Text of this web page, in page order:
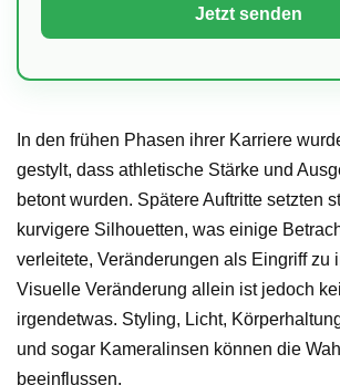
In den frühen Phasen ihrer Karriere
gestylt, dass athletische Stärke und
betont wurden. Spätere Auftritte setzten
kurvigere Silhouetten, was einige
verleitete, Veränderungen als Eingriff zu
Visuelle Veränderung allein ist jedoch
irgendetwas. Styling, Licht,
und sogar Kameralinsen können die
beeinflussen.